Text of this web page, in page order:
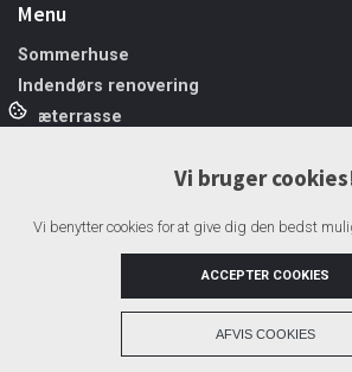
Menu
Sommerhuse
Indendørs renovering
Træterrasse
Vi bruger
Vi benytter cookies for at give dig den bedst
ACCEPTER COOKIES
AFVIS COOKIES